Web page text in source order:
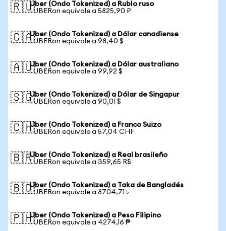
🇷🇺Uber (Ondo Tokenized) a Rublo ruso
1 UBERon equivale a 5825,90 ₽
🇨🇦Uber (Ondo Tokenized) a Dólar canadiense
1 UBERon equivale a 98,40 $
🇦🇺Uber (Ondo Tokenized) a Dólar australiano
1 UBERon equivale a 99,92 $
🇸🇬Uber (Ondo Tokenized) a Dólar de Singapur
1 UBERon equivale a 90,01 $
🇨🇭Uber (Ondo Tokenized) a Franco Suizo
1 UBERon equivale a 57,04 CHF
🇧🇷Uber (Ondo Tokenized) a Real brasileño
1 UBERon equivale a 359,65 R$
🇧🇩Uber (Ondo Tokenized) a Taka de Bangladés
1 UBERon equivale a 8704,71 ৳
🇵🇭Uber (Ondo Tokenized) a Peso Filipino
1 UBERon equivale a 4274,16 ₱